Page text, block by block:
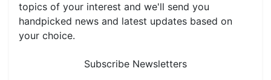
topics of your interest and we'll send you
handpicked news and latest updates based on
your choice.
Subscribe Newsletters